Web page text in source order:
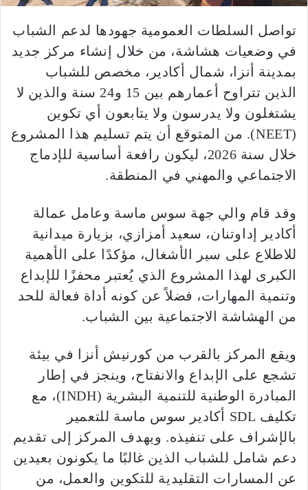
تواصل السلطات العمومية جهودها لدعم الشباب
في وضعيات هشاشة، من خلال إنشاء مركز جديد
بمدينة أنزا، شمال أكادير، مخصص للشباب
الذين تتراوح أعمارهم بين 15 و24 سنة والذين لا
يشتغلون ولا يدرسون ولا يتابعون أي تكوين
(NEET). من المتوقع أن يتم تسليم هذا المشروع
خلال سنة 2026، ليكون رافعة أساسية للإدماج
الاجتماعي والمهني في المنطقة.
وقد قام والي جهة سوس ماسة وعامل عمالة
أكادير إداوتنان، سعيد أمزازي، بزيارة ميدانية
للاطلاع على سير الأشغال، مؤكدًا على الأهمية
الكبرى لهذا المشروع الذي يُعتبر محفزًا للإبداع
وتنمية المهارات، فضلاً عن كونه أداة فعالة للحد
من الهشاشة الاجتماعية بين الشباب.
ويقع المركز بالقرب من كورنيش أنزا في بيئة
تشجع على الإبداع والانفتاح، وينجز في إطار
المبادرة الوطنية للتنمية البشرية (INDH)، مع
تكليف SDL أكادير سوس ماسة للتعمير
بالإشراف على تنفيذه. ويهدف المركز إلى تقديم
دعم شامل للشباب الذين غالبًا ما يكونون بعيدين
عن المسارات التقليدية للتكوين والعمل، من